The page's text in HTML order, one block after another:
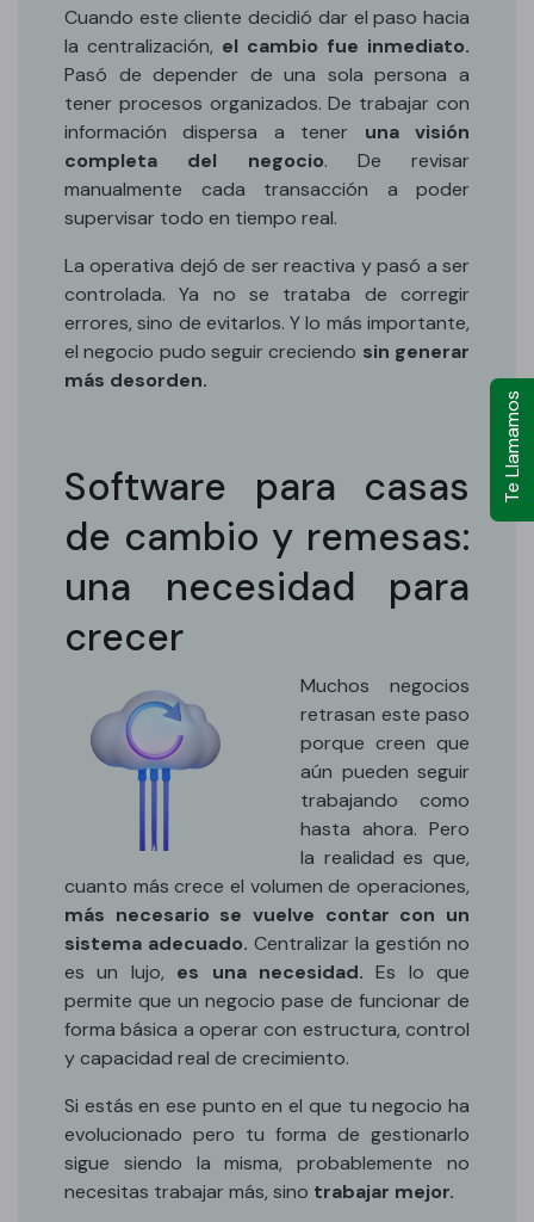
Cuando este cliente decidió dar el paso hacia
la centralización, el cambio fue inmediato.
Pasó de depender de una sola persona a
tener procesos organizados. De trabajar con
información dispersa a tener una visión
completa del negocio. De revisar
manualmente cada transacción a poder
supervisar todo en tiempo real.
La operativa dejó de ser reactiva y pasó a ser
controlada. Ya no se trataba de corregir
errores, sino de evitarlos. Y lo más importante,
el negocio pudo seguir creciendo sin generar
más desorden.
Software para casas
de cambio y remesas:
una necesidad para
crecer
Muchos negocios
retrasan este paso
porque creen que
aún pueden seguir
trabajando como
hasta ahora. Pero
la realidad es que,
cuanto más crece el volumen de operaciones,
más necesario se vuelve contar con un
sistema adecuado. Centralizar la gestión no
es un lujo, es una necesidad. Es lo que
permite que un negocio pase de funcionar de
forma básica a operar con estructura, control
y capacidad real de crecimiento.
Si estás en ese punto en el que tu negocio ha
evolucionado pero tu forma de gestionarlo
sigue siendo la misma, probablemente no
necesitas trabajar más, sino trabajar mejor.
Te Llamamos